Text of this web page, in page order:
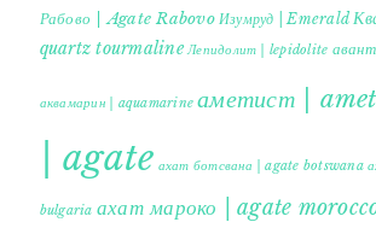
Рабово | Agate Rabovo Изумруд | Emerald
quartz tourmaline Лепидолит | lepidolite
аквамарин | aquamarine аметист |
| agate ахат ботсвана | agate botswana
bulgaria ахат мароко | agate